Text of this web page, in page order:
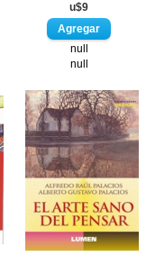
u$9
null
null